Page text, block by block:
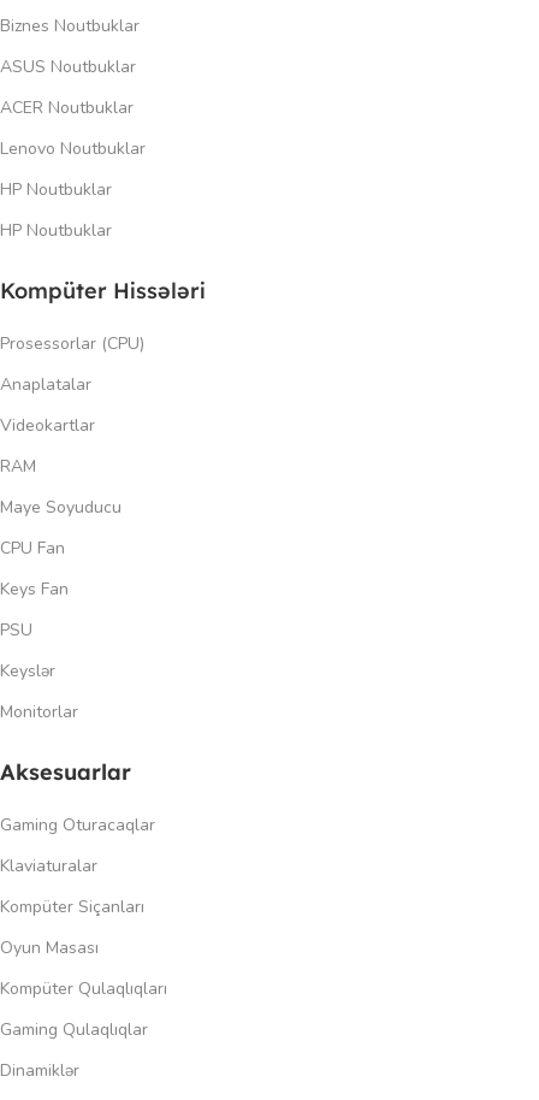
Biznes Noutbuklar
ASUS Noutbuklar
ACER Noutbuklar
Lenovo Noutbuklar
HP Noutbuklar
HP Noutbuklar
Kompüter Hissələri
Prosessorlar (CPU)
Anaplatalar
Videokartlar
RAM
Maye Soyuducu
CPU Fan
Keys Fan
PSU
Keyslər
Monitorlar
Aksesuarlar
Gaming Oturacaqlar
Klaviaturalar
Kompüter Siçanları
Oyun Masası
Kompüter Qulaqlıqları
Gaming Qulaqlıqlar
Dinamiklər